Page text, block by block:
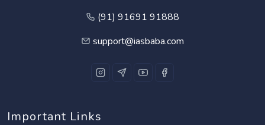
(91) 91691 91888
support@iasbaba.com
Important Links